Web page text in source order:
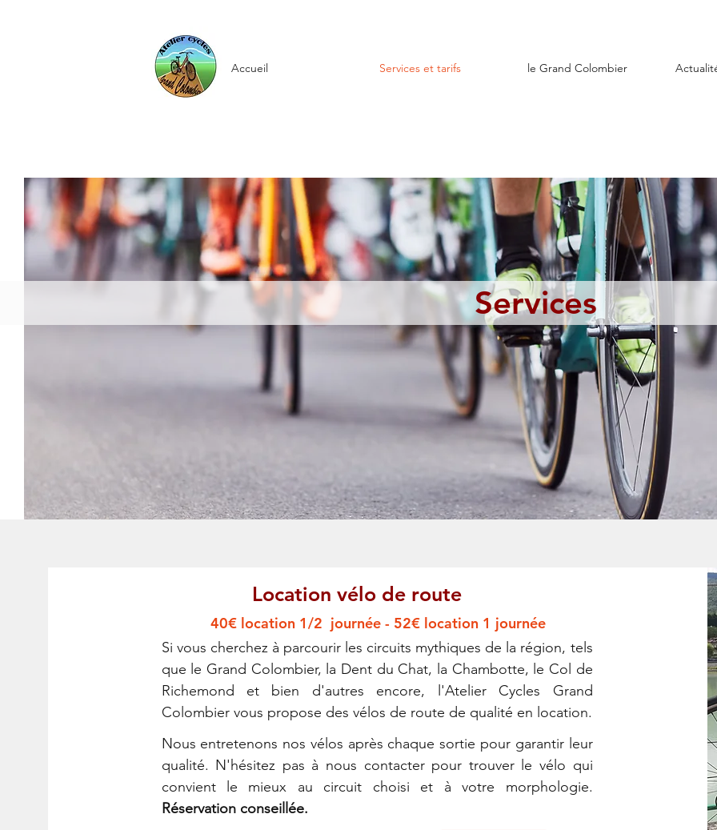
Accueil Services et tarifs le Grand Colombier
Services
Location vélo de route
40€ location 1/2 journée - 52€ location 1 journée
Si vous cherchez à parcourir les circuits mythiques de la région, tels
que le Grand Colombier, la Dent du Chat, la Chambotte, le Col de
Richemond et bien d'autres encore, l'Atelier Cycles Grand
Colombier vous propose des vélos de route de qualité en location.
Nous entretenons nos vélos après chaque sortie pour garantir leur
qualité. N'hésitez pas à nous contacter pour trouver le vélo qui
convient le mieux au circuit choisi et à votre morphologie.
Réservation conseillée.